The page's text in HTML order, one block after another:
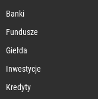
Banki
Fundusze
Giełda
Inwestycje
Kredyty